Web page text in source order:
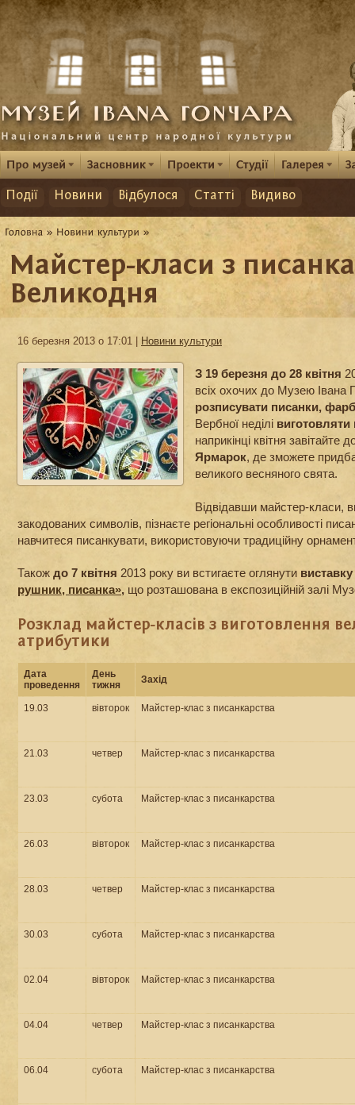
Події Новини Відбулося Статті Видиво
Майстер-класи з
Великодня
16 березня 2013 о 17:01 | Новини культури
З 19 березня до 28 квітня
всіх охочих до Музею Івана
розписувати писанки,
Вербної неділі виготовляти
наприкінці квітня
Ярмарок, де зможете
великого весняного свята.
Відвідавши майстер-класи,
закодованих символів, пізнаєте регіональні особливості
навчитеся писанкувати, використовуючи традиційну
Також до 7 квітня 2013 року ви встигаєте оглянути виставку
рушник, писанка», що розташована в експозиційній залі
Розклад майстер-класів з виготовлення
атрибутики
Дата
проведення
День
тижня
Захід
19.03 вівторок Майстер-клас з писанкарства
21.03 четвер Майстер-клас з писанкарства
23.03 субота Майстер-клас з писанкарства
26.03 вівторок Майстер-клас з писанкарства
28.03 четвер Майстер-клас з писанкарства
30.03 субота Майстер-клас з писанкарства
02.04 вівторок Майстер-клас з писанкарства
04.04 четвер Майстер-клас з писанкарства
06.04 субота Майстер-клас з писанкарства